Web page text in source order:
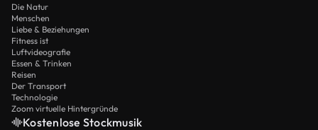
Die Natur
Menschen
Liebe & Beziehungen
Fitness ist
Luftvideografie
Essen & Trinken
Reisen
Der Transport
Technologie
Zoom virtuelle Hintergründe
Kostenlose Stockmusik